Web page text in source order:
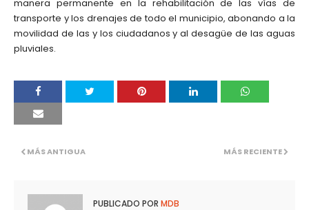
manera permanente en la rehabilitación de las vías de
transporte y los drenajes de todo el municipio, abonando a la
movilidad de las y los ciudadanos y al desagüe de las aguas
pluviales.
MÁS RECIENTE
MÁS ANTIGUA
PUBLICADO POR MDB